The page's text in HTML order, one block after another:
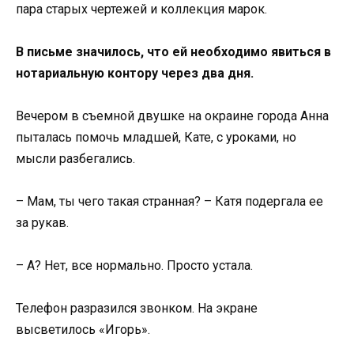
пара старых чертежей и коллекция марок.
В письме значилось, что ей необходимо явиться в
нотариальную контору через два дня.
Вечером в съемной двушке на окраине города Анна
пыталась помочь младшей, Кате, с уроками, но
мысли разбегались.
– Мам, ты чего такая странная? – Катя подергала ее
за рукав.
– А? Нет, все нормально. Просто устала.
Телефон разразился звонком. На экране
высветилось «Игорь».